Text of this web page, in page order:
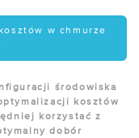
w chmurze
środowiska
kosztów
korzystać z
dobór